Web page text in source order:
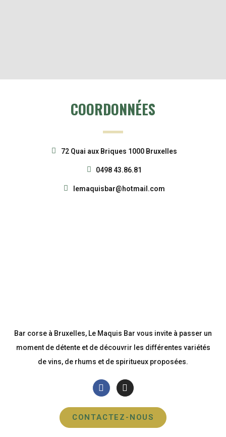
COORDONNÉES
72 Quai aux Briques 1000 Bruxelles
0498 43.86.81
lemaquisbar@hotmail.com
Bar corse à Bruxelles, Le Maquis Bar vous invite à passer un
moment de détente et de découvrir les différentes variétés
de vins, de rhums et de spiritueux proposées.
CONTACTEZ-NOUS